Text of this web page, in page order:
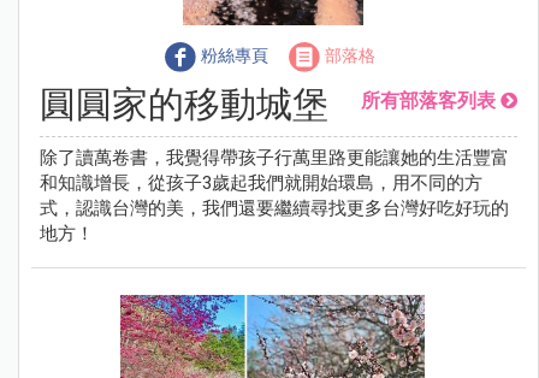
粉絲專頁 部落格
圓圓家的移動城堡 所有部落客列表
除了讀萬卷書，我覺得帶孩子行萬里路更能讓她的生活豐富
和知識增長，從孩子3歲起我們就開始環島，用不同的方
式，認識台灣的美，我們還要繼續尋找更多台灣好吃好玩的
地方！